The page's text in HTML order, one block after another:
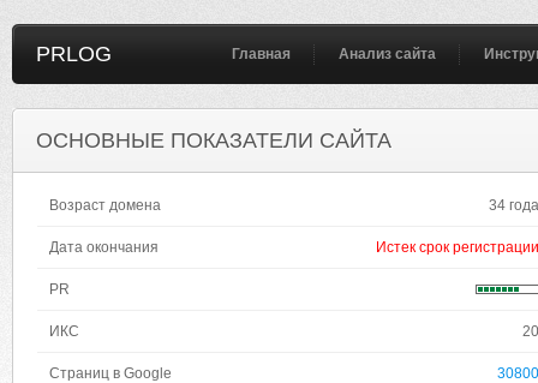
PRLOG Главная Анализ сайта
ОСНОВНЫЕ ПОКАЗАТЕЛИ САЙТА
Возраст домена 34 года
Дата окончания Истек срок регистрации
PR
ИКС 20
Страниц в Google 30800